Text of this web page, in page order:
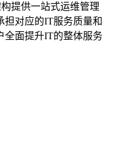
提供一站式运维管理
担对应的IT服务质量和
全面提升IT的整体服务